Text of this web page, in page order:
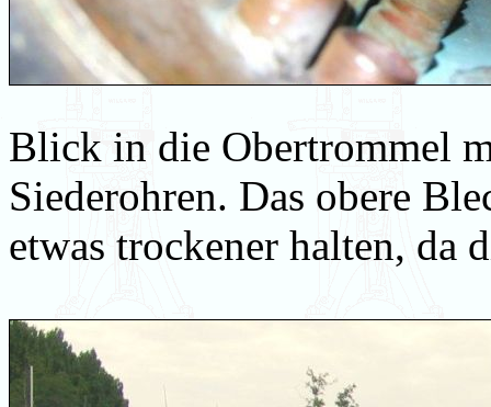
Blick in die Obertrommel
Siederohren. Das obere
etwas trockener halten, da